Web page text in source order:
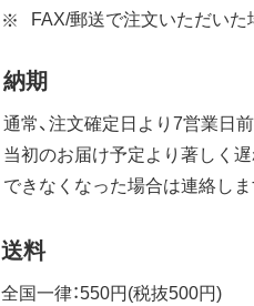
FAX/郵送で注文いただいた
納期
通常、注文確定日より7営業日
当初のお届け予定より著しく
できなくなった場合は連絡しま
送料
全国一律：550円(税抜500円)